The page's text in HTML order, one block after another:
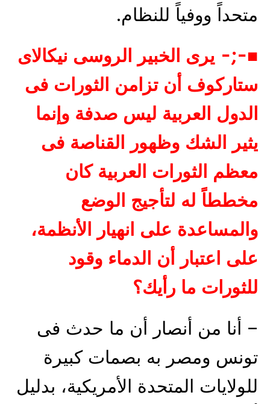
متحداً ووفياً للنظام.
■-;- يرى الخبير الروسى نيكالاى
ستاركوف أن تزامن الثورات فى
الدول العربية ليس صدفة وإنما
يثير الشك وظهور القناصة فى
معظم الثورات العربية كان
مخططاً له لتأجيج الوضع
والمساعدة على انهيار الأنظمة،
على اعتبار أن الدماء وقود
للثورات ما رأيك؟
– أنا من أنصار أن ما حدث فى
تونس ومصر به بصمات كبيرة
للولايات المتحدة الأمريكية، بدليل